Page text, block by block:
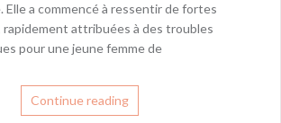
Elle a commencé à ressentir de fortes
attribuées à des troubles
pour une jeune femme de
Continue reading